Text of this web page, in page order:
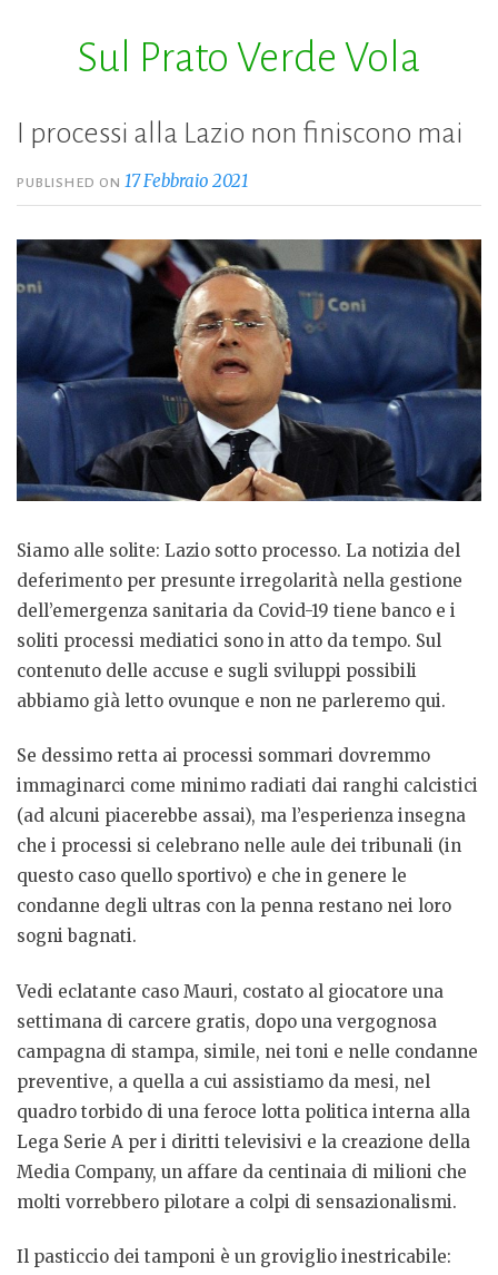
Sul Prato Verde Vola
I processi alla Lazio non finiscono mai
PUBLISHED ON17 Febbraio 2021
Siamo alle solite: Lazio sotto processo. La notizia del
deferimento per presunte irregolarità nella gestione
dell’emergenza sanitaria da Covid-19 tiene banco e i
soliti processi mediatici sono in atto da tempo. Sul
contenuto delle accuse e sugli sviluppi possibili
abbiamo già letto ovunque e non ne parleremo qui.
Se dessimo retta ai processi sommari dovremmo
immaginarci come minimo radiati dai ranghi calcistici
(ad alcuni piacerebbe assai), ma l’esperienza insegna
che i processi si celebrano nelle aule dei tribunali (in
questo caso quello sportivo) e che in genere le
condanne degli ultras con la penna restano nei loro
sogni bagnati.
Vedi eclatante caso Mauri, costato al giocatore una
settimana di carcere gratis, dopo una vergognosa
campagna di stampa, simile, nei toni e nelle condanne
preventive, a quella a cui assistiamo da mesi, nel
quadro torbido di una feroce lotta politica interna alla
Lega Serie A per i diritti televisivi e la creazione della
Media Company, un affare da centinaia di milioni che
molti vorrebbero pilotare a colpi di sensazionalismi.
Il pasticcio dei tamponi è un groviglio inestricabile: